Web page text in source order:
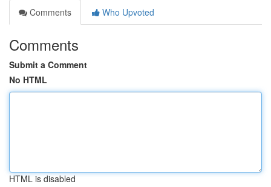
Comments
Who Upvoted
Comments
Submit a Comment
No HTML
HTML is disabled